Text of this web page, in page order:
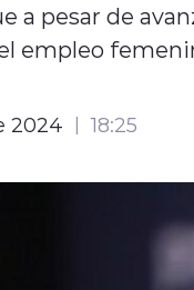
a pesar de
empleo
2024 18:25